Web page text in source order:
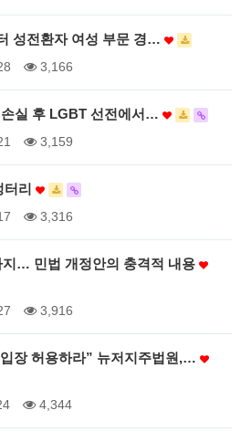
성전환자 여성 부문 경…
3,166
실 후 LGBT 선전에서…
3,159
터리
3,316
지… 민법 개정안의 충격적 내용
3,916
장 허용하라” 뉴저지주법원,…
4,344